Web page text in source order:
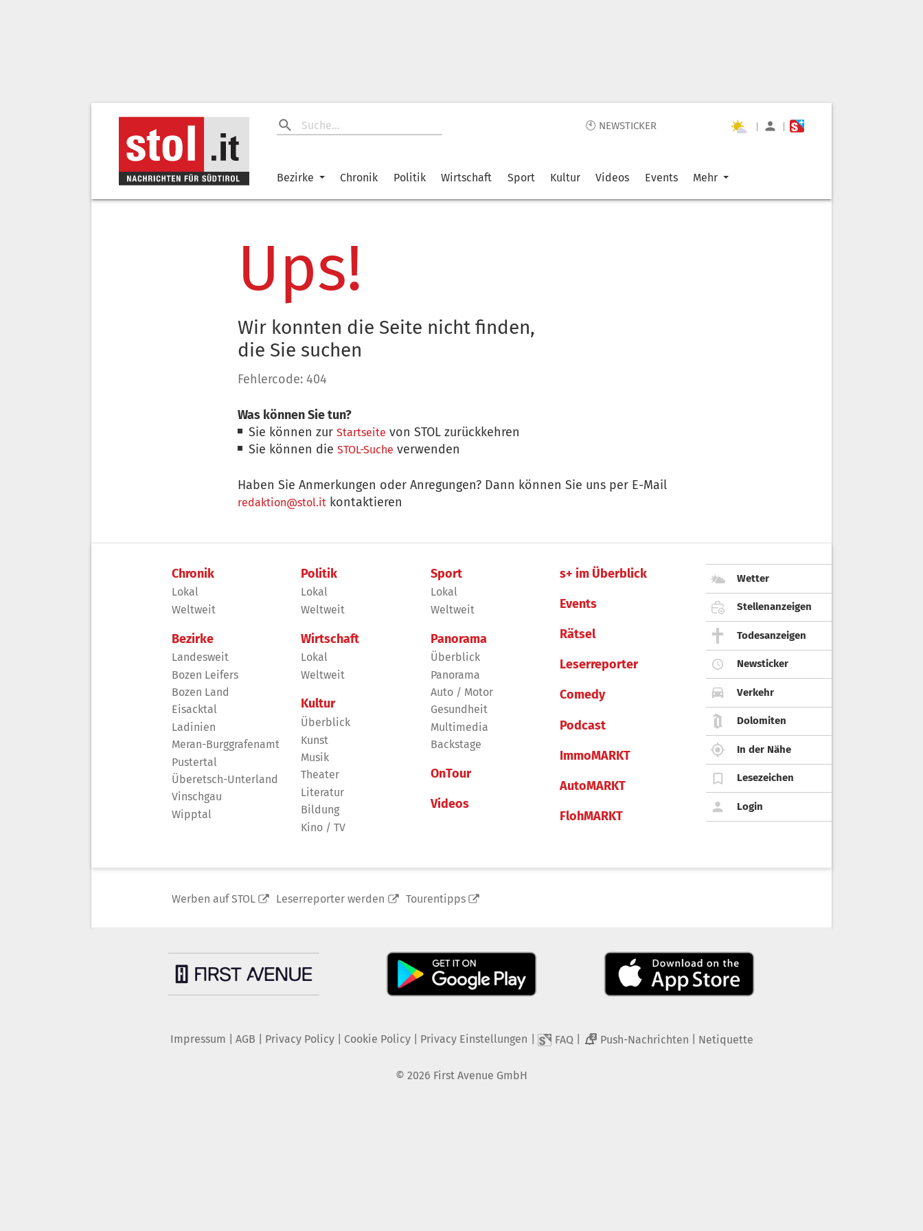
🕙 NEWSTICKER | |
Bezirke Chronik Politik Wirtschaft Sport Kultur Videos Events Mehr
Ups!
Wir konnten die Seite nicht finden,
die Sie suchen
Fehlercode: 404
Was können Sie tun?
Sie können zurStartseite von STOL zurückkehren
Sie können dieSTOL-Suche verwenden
Haben Sie Anmerkungen oder Anregungen? Dann können Sie uns per E-Mail
redaktion@stol.it kontaktieren
Chronik
Lokal
Weltweit
Bezirke
Landesweit
Bozen Leifers
Bozen Land
Eisacktal
Ladinien
Meran-Burggrafenamt
Pustertal
Überetsch-Unterland
Vinschgau
Wipptal
Politik
Lokal
Weltweit
Wirtschaft
Lokal
Weltweit
Kultur
Überblick
Kunst
Musik
Theater
Literatur
Bildung
Kino / TV
Sport
Lokal
Weltweit
Panorama
Überblick
Panorama
Auto / Motor
Gesundheit
Multimedia
Backstage
OnTour
Videos
s+ im Überblick
Events
Rätsel
Leserreporter
Comedy
Podcast
ImmoMARKT
AutoMARKT
FlohMARKT
Wetter
Stellenanzeigen
Todesanzeigen
Newsticker
Verkehr
Dolomiten
In der Nähe
Lesezeichen
Login
Werben auf STOL Leserreporter werden Tourentipps
Impressum AGB Privacy Policy| Cookie Policy| Privacy Einstellungen FAQ 2 Push-Nachrichten Netiquette
© 2026 First Avenue GmbH